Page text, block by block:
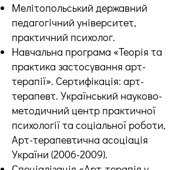
Мелітопольський державний
педагогічний університет,
практичний психолог.
Навчальна програма «Теорія та
практика застосування арт-
терапії». Сертифікація: арт-
терапевт. Український науково-
методичний центр практичної
психології та соціальної роботи,
Арт-терапевтична асоціація
України (2006-2009).